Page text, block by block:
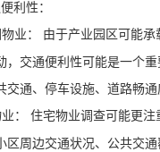
利性：
业： 由于产业园区可能承
，交通便利性可能是一个
交通、停车设施、道路畅通
： 住宅物业调查可能更注
区周边交通状况、公共交通